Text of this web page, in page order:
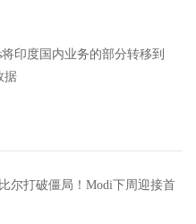
将印度国内业务的部分转移到
据
尔打破僵局！Modi下周迎接首